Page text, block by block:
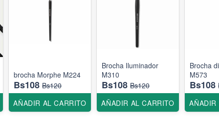
brocha Morphe M224
Bs108 Bs120
AÑADIR AL CARRITO
Brocha Iluminador
M310
Bs108 Bs120
AÑADIR AL CARRITO
Brocha
M573
Bs108
AÑADIR